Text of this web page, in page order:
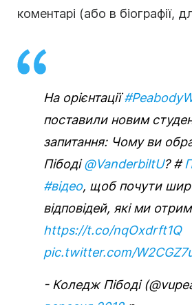
коментарі (або в біографії,
На орієнтації
поставили новим
запитання: Чому ви
Пібоді@VanderbiltU? #
#відео, щоб почути
відповідей, які ми
https://t.co/nqOxdrft1Q
pic.twitter.com/
- Коледж Пібоді